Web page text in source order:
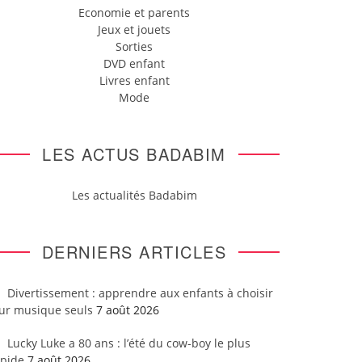
Economie et parents
Jeux et jouets
Sorties
DVD enfant
Livres enfant
Mode
LES ACTUS BADABIM
Les actualités Badabim
DERNIERS ARTICLES
Divertissement : apprendre aux enfants à choisir
musique seuls 7 août 2026
Lucky Luke a 80 ans : l’été du cow-boy le plus